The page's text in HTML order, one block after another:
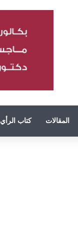
المقالات كتاب الرأي